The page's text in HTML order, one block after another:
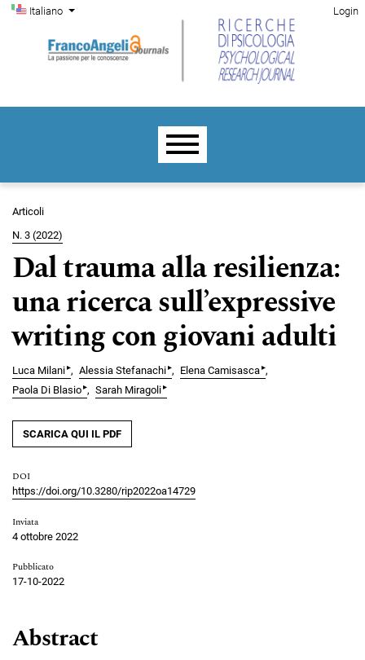
Salta al menu principale di navigazione
Salta al contenuto principale
Salta al piè di pagina del sito
Cambia la lingua. La lingua corrente è:
Italiano
Menu di amministrazione Login
Menu principale
Articoli
N. 3 (2022)
Dal trauma alla resilienza:
una ricerca sull’expressive
writing con giovani adulti
Luca Milani▸ Alessia Stefanachi▸ Elena Camisasca▸
Paola Di Blasio▸ Sarah Miragoli▸
SCARICA QUI IL PDF
DOI
https://doi.org/10.3280/rip2022oa14729
Inviata
4 ottobre 2022
Pubblicato
17-10-2022
Abstract